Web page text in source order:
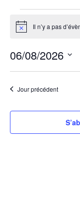
Notice Il n’y a pas
06/08/2026
une
Jour précédent